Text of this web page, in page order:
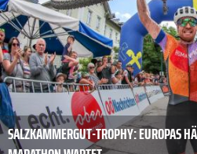
SALZKAMMERGUT-TROPHY: EUROPAS